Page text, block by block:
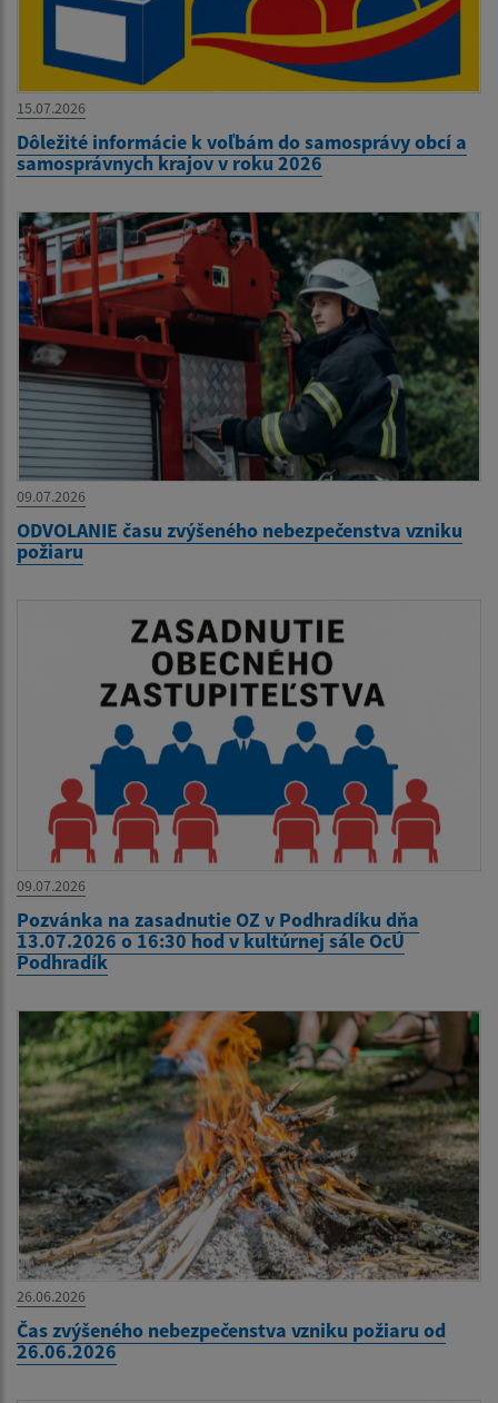
15.07.2026
Dôležité informácie k voľbám do samosprávy obcí a
samosprávnych krajov v roku 2026
09.07.2026
ODVOLANIE času zvýšeného nebezpečenstva vzniku
požiaru
09.07.2026
Pozvánka na zasadnutie OZ v Podhradíku dňa
13.07.2026 o 16:30 hod v kultúrnej sále OcÚ
Podhradík
26.06.2026
Čas zvýšeného nebezpečenstva vzniku požiaru od
26.06.2026